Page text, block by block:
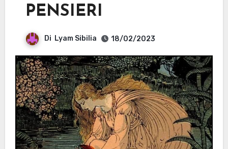
PENSIERI
Di Lyam Sibilia 18/02/2023